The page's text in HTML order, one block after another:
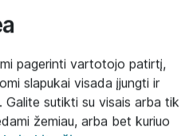
pagerinti vartotojo patirtį,
slapukai visada įjungti ir
Galite sutikti su visais arba tik
žemiau, arba bet kuriuo